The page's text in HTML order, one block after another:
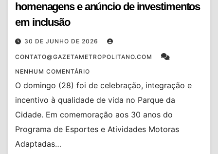
homenagens e anúncio de investimentos
em inclusão
30 DE JUNHO DE 2026
CONTATO@GAZETAMETROPOLITANO.COM
NENHUM COMENTÁRIO
O domingo (28) foi de celebração, integração e
incentivo à qualidade de vida no Parque da
Cidade. Em comemoração aos 30 anos do
Programa de Esportes e Atividades Motoras
Adaptadas…